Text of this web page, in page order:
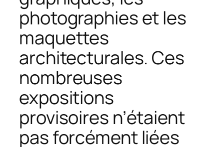
photographies et les
maquettes
architecturales. Ces
nombreuses
expositions
provisoires n’étaient
pas forcément liées